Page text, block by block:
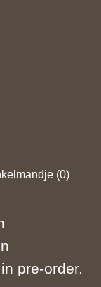
(0)
pre-order.